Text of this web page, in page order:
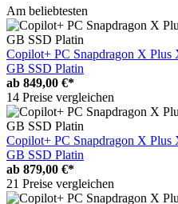
Am beliebtesten
Copilot+ PC Snapdragon X
GB SSD Platin
ab 849,00 €*
14 Preise vergleichen
Copilot+ PC Snapdragon X
GB SSD Platin
ab 879,00 €*
21 Preise vergleichen